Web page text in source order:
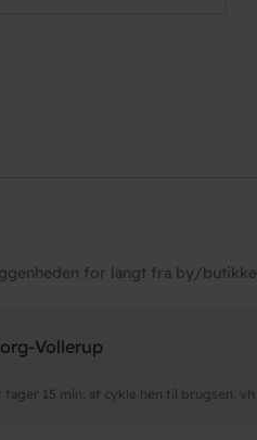
for langt fra by/
Vollerup
15 min. at cykle hen til brugsen. vh